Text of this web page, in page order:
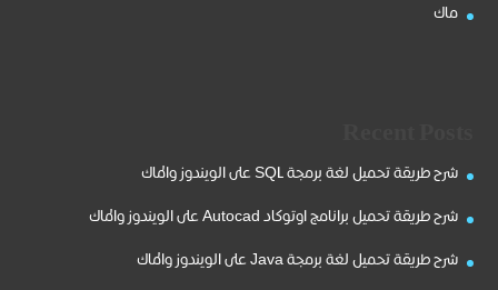
ماك
شرح طريقة تحميل لغة برمجة SQL على الويندوز والماك
شرح طريقة تحميل برانامج اوتوكاد Autocad على الويندوز والماك
شرح طريقة تحميل لغة برمجة Java على الويندوز والماك